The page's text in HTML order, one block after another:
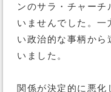
ンのサラ・チャーチ
いませんでした。一
い政治的な事柄から
いました。
関係が決定的に悪化